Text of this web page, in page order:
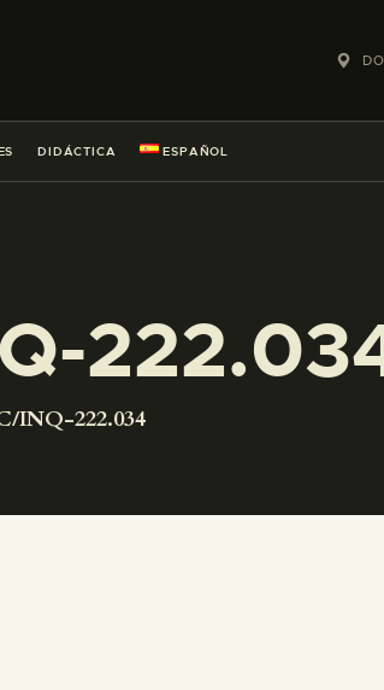
DIDÁCTICA ESPAÑOL
INQ-222.034